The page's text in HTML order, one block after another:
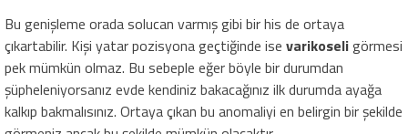
Bu genişleme orada solucan varmış gibi bir his de ortaya
çıkartabilir. Kişi yatar pozisyona geçtiğinde ise varikoseligörmesi
pek mümkün olmaz. Bu sebeple eğer böyle bir durumdan
şüpheleniyorsanız evde kendiniz bakacağınız ilk durumda ayağa
kalkıp bakmalısınız. Ortaya çıkan bu anomaliyi en belirgin bir şekilde